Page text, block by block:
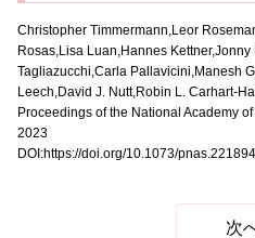
Christopher Timmermann,Leor
Rosas,Lisa Luan,Hannes
Tagliazucchi,Carla Pallavicini,Manesh
Leech,David J. Nutt,Robin L. Carhart-
Proceedings of the National Academy
2023
DOI:https://doi.org/10.1073/
次